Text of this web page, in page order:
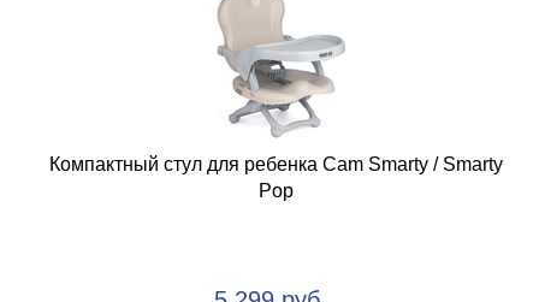
Компактный стул для ребенка Cam Smarty / Smarty
Pop